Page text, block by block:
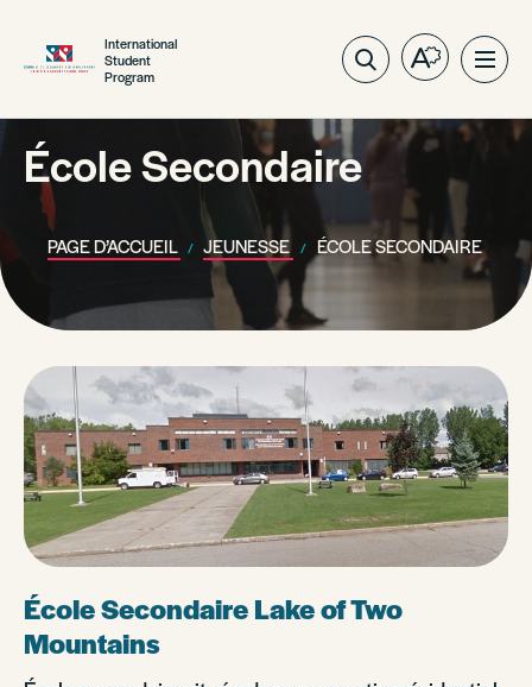
International
Student
Program
Ouvrez
barre
d'outils
École Secondaire
PAGE D’ACCUEIL JEUNESSE ÉCOLE SECONDAIRE
École Secondaire Lake of Two
Mountains